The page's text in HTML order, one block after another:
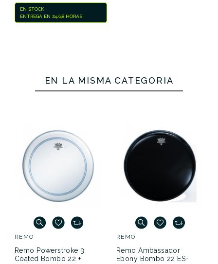
EN STOCK
ENTREGA EN 24/48 HORAS
EN LA MISMA CATEGORÍA
REMO
Remo Powerstroke 3
Coated Bombo 22 +
REMO
Remo Ambassador
Ebony Bombo 22 ES-